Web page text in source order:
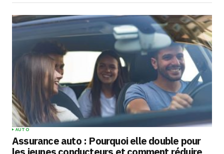
AUTO
Assurance auto : Pourquoi elle double pour